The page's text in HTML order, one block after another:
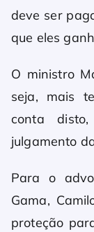
deve ser
que eles
O ministro
seja, mais
conta
julgamento
Para o
Gama,
proteção